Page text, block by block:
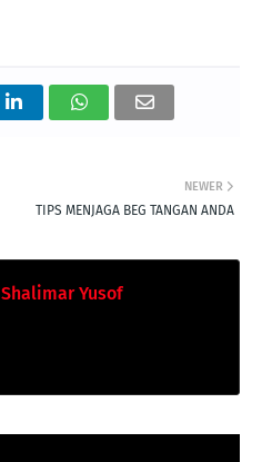
NEWER
TIPS MENJAGA BEG TANGAN ANDA
Shalimar Yusof